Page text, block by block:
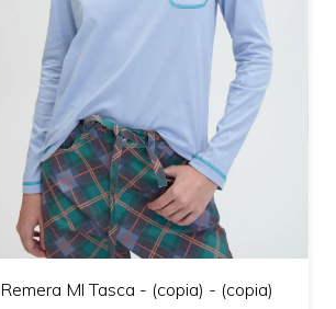
Remera Ml Tasca - (copia) - (copia)